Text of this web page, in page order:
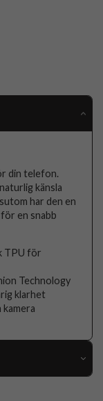
din telefon.
känsla
har den en
en snabb
TPU för
Technology
klarhet